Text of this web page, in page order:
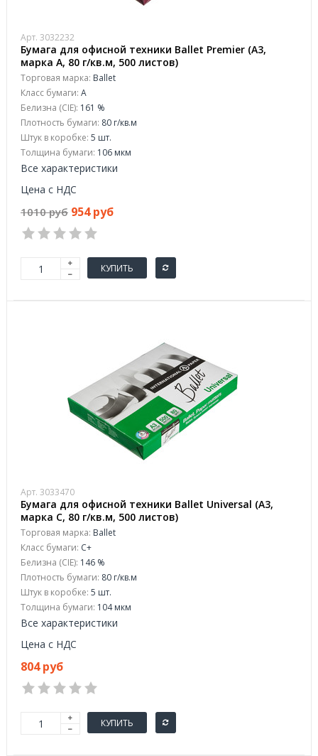
Арт. 3032232
Бумага для офисной техники Ballet Premier (А3,
марка A, 80 г/кв.м, 500 листов)
Торговая марка: Ballet
Класс бумаги: A
Белизна (CIE): 161 %
Плотность бумаги: 80 г/кв.м
Штук в коробке: 5 шт.
Толщина бумаги: 106 мкм
Все характеристики
Цена с НДС
1010 руб 954 руб
КУПИТЬ
Арт. 3033470
Бумага для офисной техники Ballet Universal (A3,
марка C, 80 г/кв.м, 500 листов)
Торговая марка: Ballet
Класс бумаги: C+
Белизна (CIE): 146 %
Плотность бумаги: 80 г/кв.м
Штук в коробке: 5 шт.
Толщина бумаги: 104 мкм
Все характеристики
Цена с НДС
804 руб
КУПИТЬ